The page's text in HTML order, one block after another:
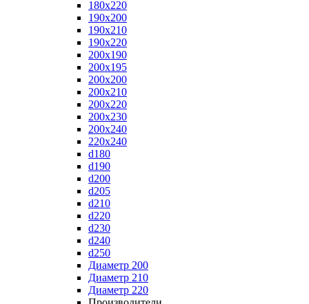
180x220
190x200
190x210
190x220
200x190
200x195
200x200
200x210
200x220
200x230
200x240
220x240
d180
d190
d200
d205
d210
d220
d230
d240
d250
Диаметр 200
Диаметр 210
Диаметр 220